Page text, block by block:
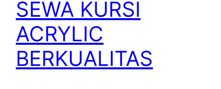
SEWA KURSI
ACRYLIC
BERKUALITAS